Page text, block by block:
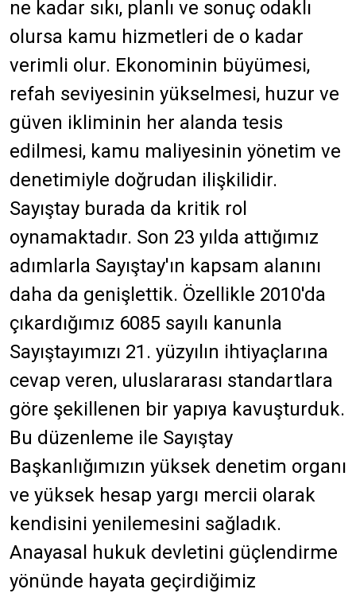
ne kadar sıkı, planlı ve sonuç odaklı
olursa kamu hizmetleri de o kadar
verimli olur. Ekonominin büyümesi,
refah seviyesinin yükselmesi, huzur ve
güven ikliminin her alanda tesis
edilmesi, kamu maliyesinin yönetim ve
denetimiyle doğrudan ilişkilidir.
Sayıştay burada da kritik rol
oynamaktadır. Son 23 yılda attığımız
adımlarla Sayıştay'ın kapsam alanını
daha da genişlettik. Özellikle 2010'da
çıkardığımız 6085 sayılı kanunla
Sayıştayımızı 21. yüzyılın ihtiyaçlarına
cevap veren, uluslararası standartlara
göre şekillenen bir yapıya kavuşturduk.
Bu düzenleme ile Sayıştay
Başkanlığımızın yüksek denetim organı
ve yüksek hesap yargı mercii olarak
kendisini yenilemesini sağladık.
Anayasal hukuk devletini güçlendirme
yönünde hayata geçirdiğimiz